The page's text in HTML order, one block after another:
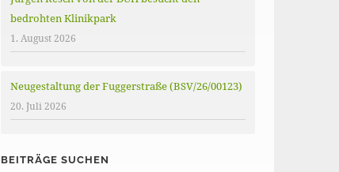
bedrohten Klinikpark
1. August 2026
Neugestaltung der Fuggerstraße (BSV/26/00123)
20. Juli 2026
BEITRÄGE SUCHEN